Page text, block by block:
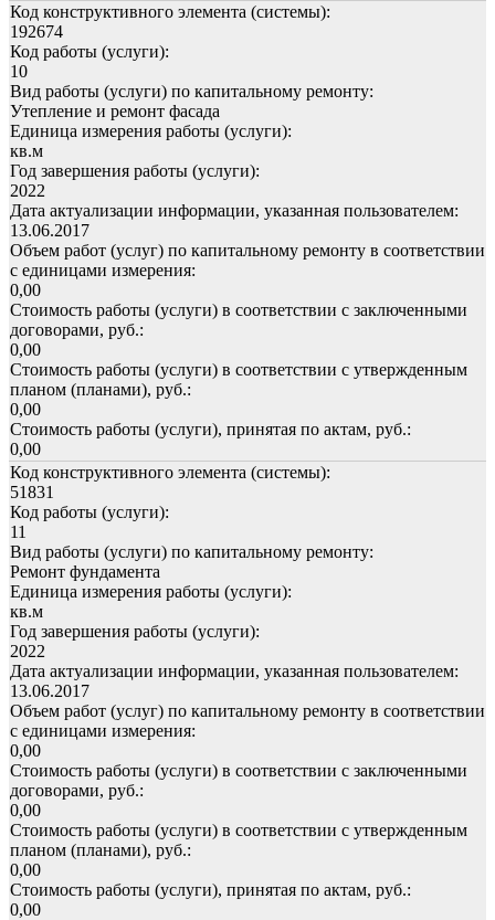
Код конструктивного элемента (системы):
192674
Код работы (услуги):
10
Вид работы (услуги) по капитальному ремонту:
Утепление и ремонт фасада
Единица измерения работы (услуги):
кв.м
Год завершения работы (услуги):
2022
Дата актуализации информации, указанная пользователем:
13.06.2017
Объем работ (услуг) по капитальному ремонту в соответствии
с единицами измерения:
0,00
Стоимость работы (услуги) в соответствии с заключенными
договорами, руб.:
0,00
Стоимость работы (услуги) в соответствии с утвержденным
планом (планами), руб.:
0,00
Стоимость работы (услуги), принятая по актам, руб.:
0,00
Код конструктивного элемента (системы):
51831
Код работы (услуги):
11
Вид работы (услуги) по капитальному ремонту:
Ремонт фундамента
Единица измерения работы (услуги):
кв.м
Год завершения работы (услуги):
2022
Дата актуализации информации, указанная пользователем:
13.06.2017
Объем работ (услуг) по капитальному ремонту в соответствии
с единицами измерения:
0,00
Стоимость работы (услуги) в соответствии с заключенными
договорами, руб.:
0,00
Стоимость работы (услуги) в соответствии с утвержденным
планом (планами), руб.:
0,00
Стоимость работы (услуги), принятая по актам, руб.:
0,00